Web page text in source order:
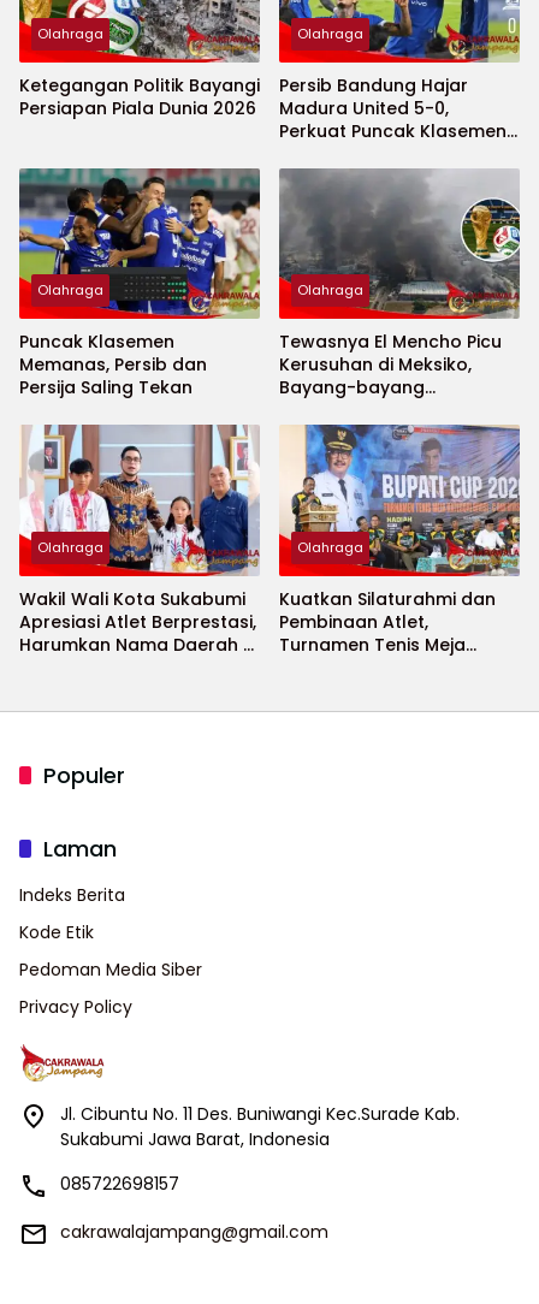
Olahraga
Ketegangan Politik Bayangi
Persiapan Piala Dunia 2026
Olahraga
Persib Bandung Hajar
Madura United 5-0,
Perkuat Puncak Klasemen
Olahraga
Puncak Klasemen
Memanas, Persib dan
Persija Saling Tekan
Olahraga
Tewasnya El Mencho Picu
Kerusuhan di Meksiko,
Bayang-bayang
2026 Menguat
Olahraga
Wakil Wali Kota Sukabumi
Apresiasi Atlet Berprestasi,
Harumkan Nama Daerah di
Olahraga
Kuatkan Silaturahmi dan
Pembinaan Atlet,
Turnamen Tenis Meja
Populer
Laman
Indeks Berita
Kode Etik
Pedoman Media Siber
Privacy Policy
Jl. Cibuntu No. 11 Des. Buniwangi Kec.Surade Kab.
Sukabumi Jawa Barat, Indonesia
085722698157
cakrawalajampang@gmail.com